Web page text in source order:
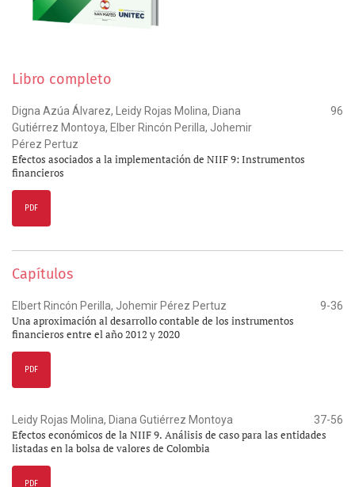
Libro completo
Digna Azúa Álvarez, Leidy Rojas Molina, Diana
Gutiérrez Montoya, Elber Rincón Perilla, Johemir
Pérez Pertuz
96
Efectos asociados a la implementación de NIIF 9: Instrumentos
financieros
PDF
Capítulos
Elbert Rincón Perilla, Johemir Pérez Pertuz 9-36
Una aproximación al desarrollo contable de los instrumentos
financieros entre el año 2012 y 2020
PDF
Leidy Rojas Molina, Diana Gutiérrez Montoya 37-56
Efectos económicos de la NIIF 9. Análisis de caso para las entidades
listadas en la bolsa de valores de Colombia
PDF